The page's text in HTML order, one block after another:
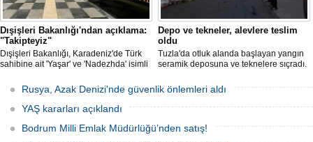
Dışişleri Bakanlığı'ndan açıklama:
"Takipteyiz"
Dışişleri Bakanlığı, Karadeniz'de Türk
sahibine ait 'Yaşar' ve 'Nadezhda' isimli
araçlarıyla gerçekleştirilen saldırıda
yaralanan personelin sağlık durumu ve
güvenliğinin yakından takip edildiğini
Depo ve tekneler, alevlere teslim
oldu
Tuzla'da otluk alanda başlayan yangın
seramik deposuna ve teknelere sıçradı.
alevleri kontrol altına aldı.
Rusya, Azak Denizi'nde güvenlik önlemleri aldı
YAŞ kararları açıklandı
Bodrum Milli Emlak Müdürlüğü’nden satış!